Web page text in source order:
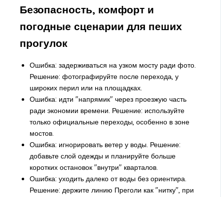
Безопасность, комфорт и
погодные сценарии для пеших
прогулок
Ошибка: задерживаться на узком мосту ради фото.
Решение: фотографируйте после перехода, у
широких перил или на площадках.
Ошибка: идти "напрямик" через проезжую часть
ради экономии времени. Решение: используйте
только официальные переходы, особенно в зоне
мостов.
Ошибка: игнорировать ветер у воды. Решение:
добавьте слой одежды и планируйте больше
коротких остановок "внутри" кварталов.
Ошибка: уходить далеко от воды без ориентира.
Решение: держите линию Преголи как "нитку", при